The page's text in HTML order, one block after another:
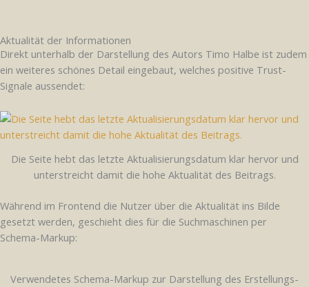
Aktualität der Informationen
Direkt unterhalb der Darstellung des Autors Timo Halbe ist zudem
ein weiteres schönes Detail eingebaut, welches positive Trust-
Signale aussendet:
Die Seite hebt das letzte Aktualisierungsdatum klar hervor und
unterstreicht damit die hohe Aktualität des Beitrags.
Während im Frontend die Nutzer über die Aktualität ins Bilde
gesetzt werden, geschieht dies für die Suchmaschinen per
Schema-Markup:
Verwendetes Schema-Markup zur Darstellung des Erstellungs-